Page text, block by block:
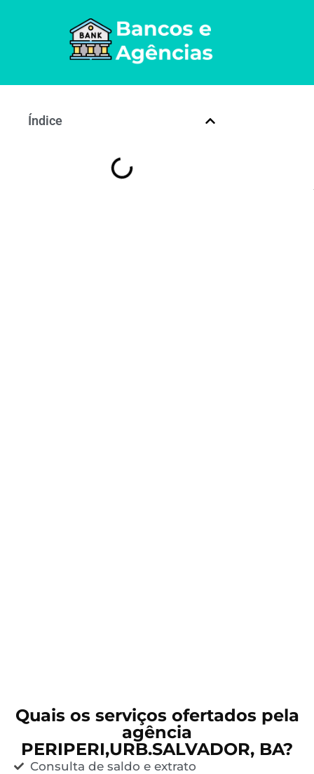
Índice
Quais os serviços ofertados pela
agência
PERIPERI,URB.SALVADOR, BA?
Consulta de saldo e extrato